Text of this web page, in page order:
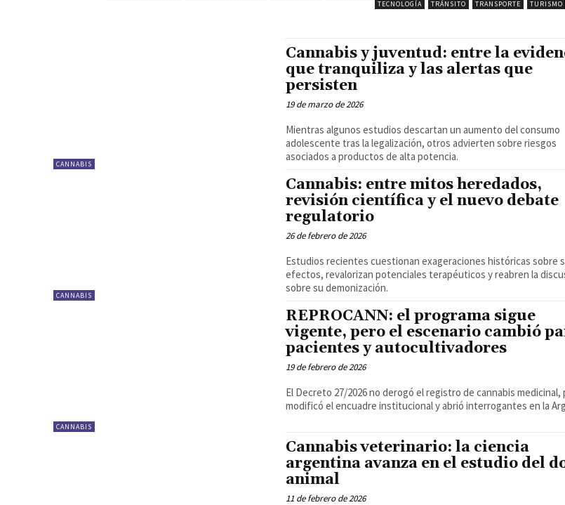
TECNOLOGÍA
TRÁNSITO TRANSPORTE TURISMO
CANNABIS
Cannabis y juventud: entre la
que tranquiliza y las alertas que
persisten
19 de marzo de 2026
Mientras algunos estudios descartan un aumento del consumo
adolescente tras la legalización, otros advierten sobre riesgos
asociados a productos de alta potencia.
CANNABIS
Cannabis: entre mitos heredados,
revisión científica y el nuevo debate
regulatorio
26 de febrero de 2026
Estudios recientes cuestionan exageraciones históricas sobre
efectos, revalorizan potenciales terapéuticos y reabren la
sobre su demonización.
CANNABIS
REPROCANN: el programa sigue
vigente, pero el escenario cambió
pacientes y autocultivadores
19 de febrero de 2026
El Decreto 27/2026 no derogó el registro de cannabis medicinal,
modificó el encuadre institucional y abrió interrogantes en la
Cannabis veterinario: la ciencia
argentina avanza en el estudio del
animal
11 de febrero de 2026